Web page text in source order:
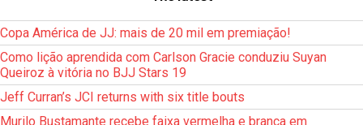
Copa América de JJ: mais de 20 mil em premiação!
Como lição aprendida com Carlson Gracie conduziu Suyan
Queiroz à vitória no BJJ Stars 19
Jeff Curran’s JCI returns with six title bouts
Murilo Bustamante recebe faixa vermelha e branca em